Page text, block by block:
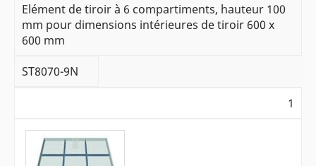
Elément de tiroir à 6 compartiments, hauteur 100
mm pour dimensions intérieures de tiroir 600 x
600 mm
ST8070-9N
1